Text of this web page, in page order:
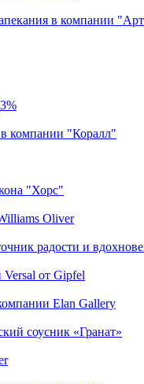
в компании
компании "Коралл"
"Хорс"
Oliver
радости и
от Gipfel
Elan Gallery
соусник «Гранат»